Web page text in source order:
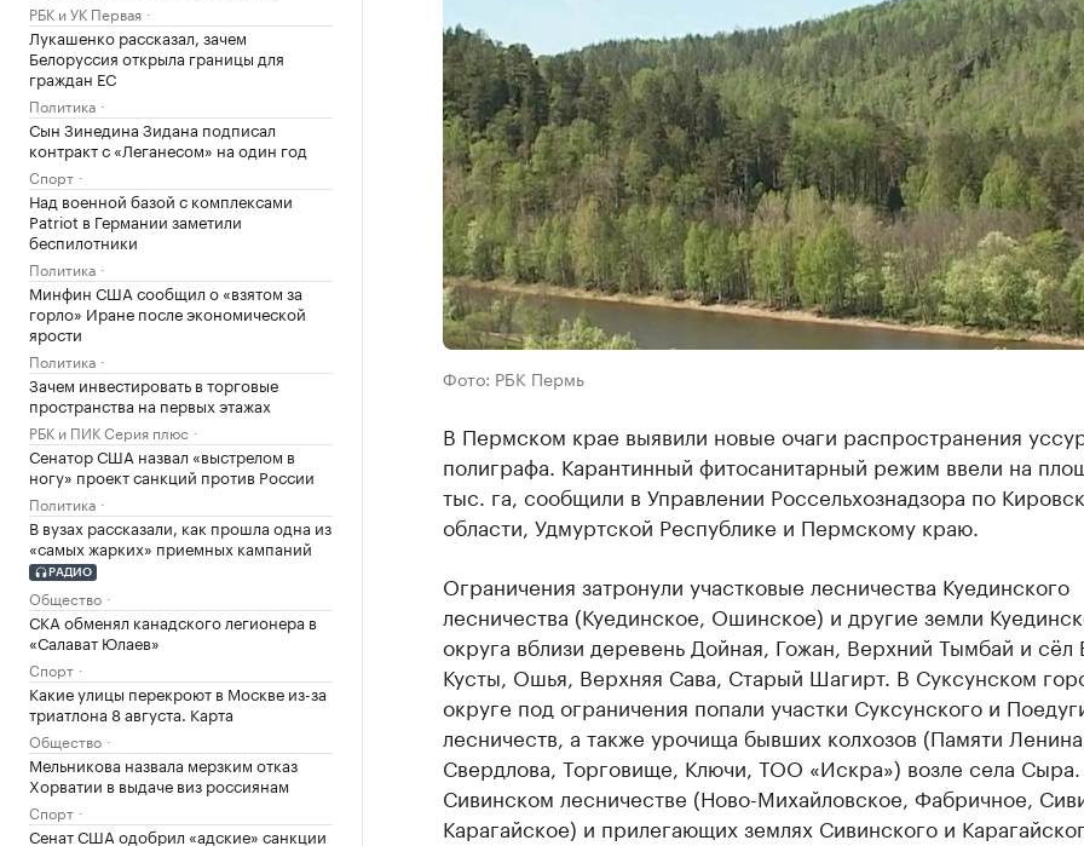
РБК и УК Первая
Лукашенко рассказал, зачем
Белоруссия открыла границы для
граждан ЕС
Политика
Сын Зинедина Зидана подписал
контракт с «Леганесом» на один год
Спорт
Над военной базой с комплексами
Patriot в Германии заметили
беспилотники
Политика
Минфин США сообщил о «взятом за
горло» Иране после экономической
ярости
Политика
Зачем инвестировать в торговые
пространства на первых этажах
РБК и ПИК Серия плюс
Сенатор США назвал «выстрелом в
ногу» проект санкций против России
Политика
В вузах рассказали, как прошла одна из
«самых жарких» приемных кампаний
РАДИО
Общество
СКА обменял канадского легионера в
«Салават Юлаев»
Спорт
Какие улицы перекроют в Москве из-за
триатлона 8 августа. Карта
Общество
Мельникова назвала мерзким отказ
Хорватии в выдаче виз россиянам
Спорт
Сенат США одобрил «адские» санкции
Фото: РБК Пермь
В Пермском крае выявили новые очаги распространения
полиграфа. Карантинный фитосанитарный режим ввели на
тыс. га, сообщили в Управлении Россельхознадзора по
области, Удмуртской Республике и Пермскому краю.
Ограничения затронули участковые лесничества Куединского
лесничества (Куединское, Ошинское) и другие земли
округа вблизи деревень Дойная, Гожан, Верхний Тымбай и сёл
Кусты, Ошья, Верхняя Сава, Старый Шагирт. В Суксунском
округе под ограничения попали участки Суксунского и
лесничеств, а также урочища бывших колхозов (Памяти Ленина,
Свердлова, Торговище, Ключи, ТОО «Искра») возле села
Сивинском лесничестве (Ново-Михайловское, Фабричное,
Карагайское) и прилегающих землях Сивинского и